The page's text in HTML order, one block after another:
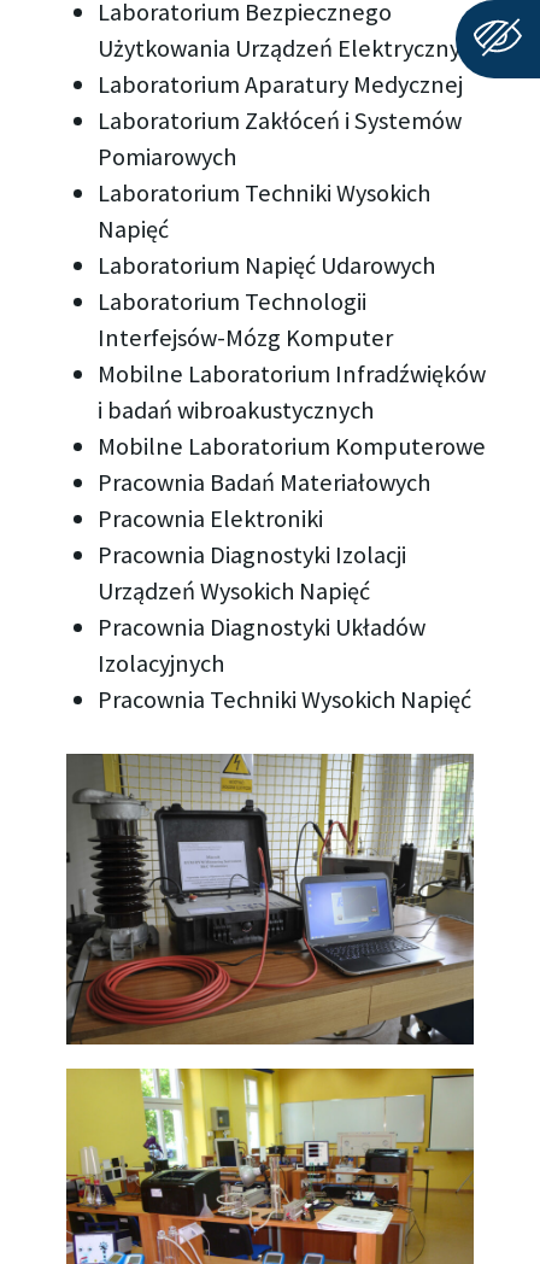
Laboratorium Bezpiecznego
Użytkowania Urządzeń Elektrycznych
Laboratorium Aparatury Medycznej
Laboratorium Zakłóceń i Systemów
Pomiarowych
Laboratorium Techniki Wysokich
Napięć
Laboratorium Napięć Udarowych
Laboratorium Technologii
Interfejsów-Mózg Komputer
Mobilne Laboratorium Infradźwięków
i badań wibroakustycznych
Mobilne Laboratorium Komputerowe
Pracownia Badań Materiałowych
Pracownia Elektroniki
Pracownia Diagnostyki Izolacji
Urządzeń Wysokich Napięć
Pracownia Diagnostyki Układów
Izolacyjnych
Pracownia Techniki Wysokich Napięć